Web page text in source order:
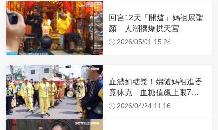
回宮12天「開爐」媽祖展聖
顏 人潮擠爆拱天宮
2026/05/01 15:24
血濃如糖漿！婦隨媽祖進香
竟休克「血糖值飆上限7
倍」 醫曝原因
2026/04/24 11:16